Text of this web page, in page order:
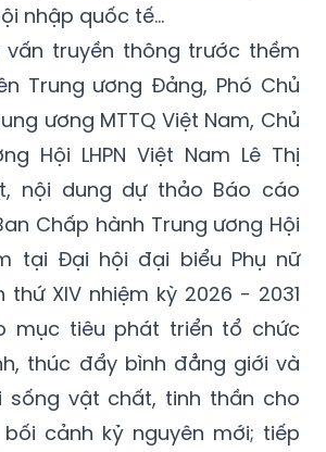
nhập quốc tế…
vấn truyền thông trước thềm
Trung ương Đảng, Phó Chủ
ương MTTQ Việt Nam, Chủ
Hội LHPN Việt Nam Lê Thị
nội dung dự thảo Báo cáo
Chấp hành Trung ương Hội
tại Đại hội đại biểu Phụ nữ
XIV nhiệm kỳ 2026 - 2031
mục tiêu phát triển tổ chức
thúc đẩy bình đẳng giới và
sống vật chất, tinh thần cho
cảnh kỷ nguyên mới; tiếp